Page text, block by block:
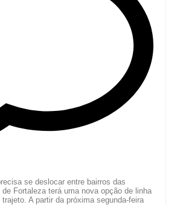
se deslocar entre bairros das
de Fortaleza terá uma nova opção de linha
A partir da próxima segunda-feira